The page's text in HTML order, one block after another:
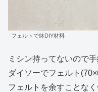
フェルトで鉢DIY材料
ミシン持ってないので手
ダイソーでフェルト
フェルトを余すことな